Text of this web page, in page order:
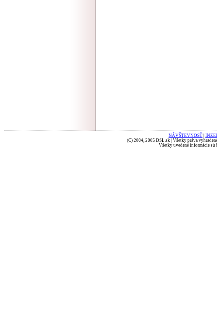
NÁVŠTEVNOSŤ
(C) 2004, 2005 DSL.sk | Všetky práva
Všetky uvedené informácie sú